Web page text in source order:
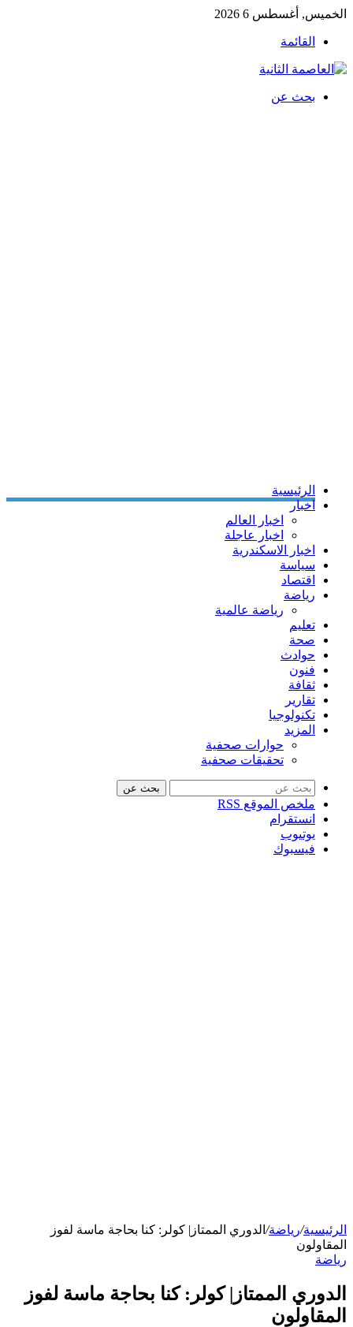
الخميس, أغسطس 6 2026
القائمة
بحث عن
الرئيسية
اخبار
اخبار العالم
اخبار عاجلة
اخبار الاسكندرية
سياسة
اقتصاد
رياضة
رياضة عالمية
تعليم
صحة
حوادث
فنون
ثقافة
تقارير
تكنولوجيا
المزيد
حوارات صحفية
تحقيقات صحفية
بحث عن
ملخص الموقع RSS
انستقرام
يوتيوب
فيسبوك
الرئيسية/رياضة/ الدوري الممتاز| كولر: كنا بحاجة ماسة لفوز
المقاولون
رياضة
الدوري الممتاز| كولر: كنا بحاجة ماسة لفوز
المقاولون